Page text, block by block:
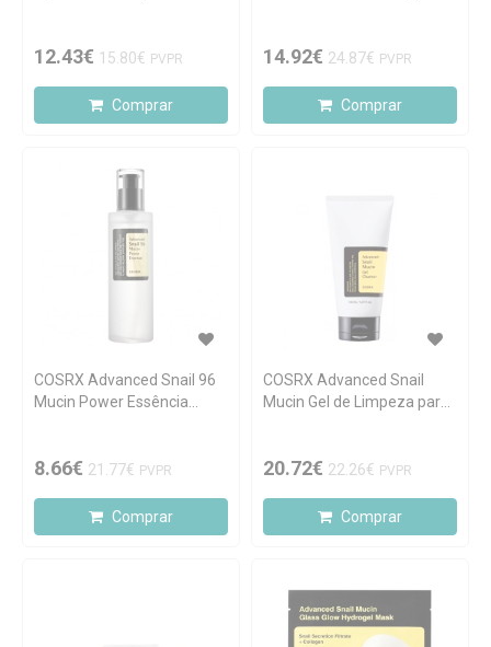
12.43€ 15.80€ PVPR
Comprar
14.92€ 24.87€ PVPR
Comprar
COSRX Advanced Snail 96
Mucin Power Essência
8.66€ 21.77€ PVPR
Comprar
COSRX Advanced Snail
Mucin Gel de Limpeza para
20.72€ 22.26€ PVPR
Comprar